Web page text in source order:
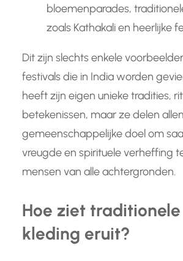
bloemenparades,
zoals Kathakali en heerlijke
Dit zijn slechts enkele
festivals die in India worden
heeft zijn eigen unieke tradities,
betekenissen, maar ze delen
gemeenschappelijke doel om
vreugde en spirituele verheffing
mensen van alle achtergronden.
Hoe ziet
kleding eruit?